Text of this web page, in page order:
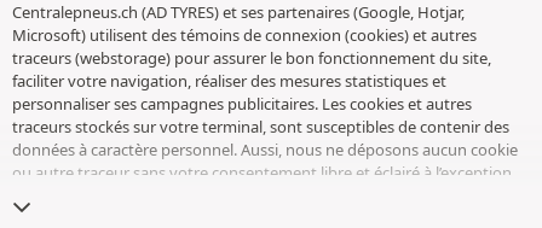
Centralepneus.ch (AD TYRES) et ses partenaires (Google, Hotjar,
Microsoft) utilisent des témoins de connexion (cookies) et autres
traceurs (webstorage) pour assurer le bon fonctionnement du site,
faciliter votre navigation, réaliser des mesures statistiques et
personnaliser ses campagnes publicitaires. Les cookies et autres
traceurs stockés sur votre terminal, sont susceptibles de contenir des
données à caractère personnel. Aussi, nous ne déposons aucun cookie
ou autre traceur sans votre consentement libre et éclairé à l’exception
conservons votre choix pendant 6 mois. Vous pouvez retirer votre